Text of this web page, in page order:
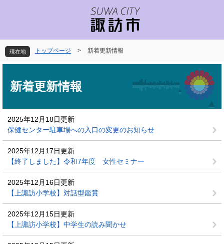
先
頭
を
飛
文
現在地 トップページ > 新着更新情報
新着更新情報
2025年12月18日更新
保健センター駐車場への入口の変更のお知らせ
2025年12月17日更新
【終了しました】令和7年度 女性セミナー
2025年12月16日更新
【上諏訪小学校】対話型鑑賞
2025年12月15日更新
【上諏訪小学校】中学生の読み聞かせ